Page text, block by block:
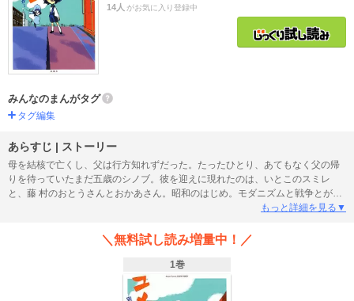
14人 がお気に入り登録中
みんなのまんがタグ
タグ編集
あらすじ | ストーリー
母を結核で亡くし、父は行方知れずだった。たったひとり、あてもなく父の帰
りを待っていたまだ五歳のシノブ。彼を迎えに現れたのは、いとこのスミレ
と、藤 村のおとうさんとおかあさん。昭和のはじめ。モダニズムと戦争とがせ
もっと詳細を見る▼
＼無料試し読み増量中！／
1巻